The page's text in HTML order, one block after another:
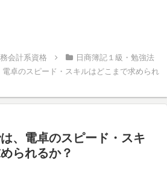
会計系資格
日商簿記１級・勉強法
電卓のスピード・スキルはどこまで求められ
、電卓のスピード・スキ
られるか？